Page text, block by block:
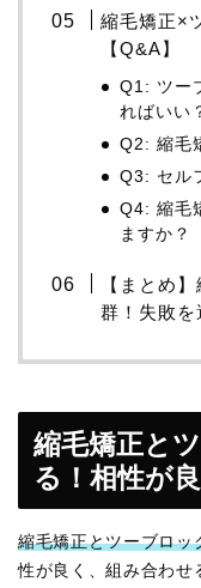
縮毛矯正×
【Q&A】
Q1: ツー
ればいい
Q2: 縮毛
Q3: セル
Q4: 縮毛
ますか？
【まとめ
群！失敗を
縮毛矯正と
る！相性が
縮毛矯正とツーブロッ
性が良く、組み合わせ